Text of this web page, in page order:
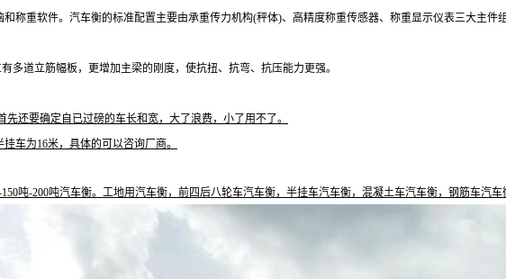
称重软件。汽车衡的标准配置主要由承重传力机构(秤体)、高精度称重传感器、称重显示仪表三大主件
多道立筋幅板，更增加主梁的刚度，使抗扭、抗弯、抗压能力更强。
还要确定自已过磅的车长和宽，大了浪费，小了用不了。
车为16米，具体的可以咨询厂商。
吨-200吨汽车衡。工地用汽车衡，前四后八轮车汽车衡，半挂车汽车衡，混凝土车汽车衡，钢筋车汽